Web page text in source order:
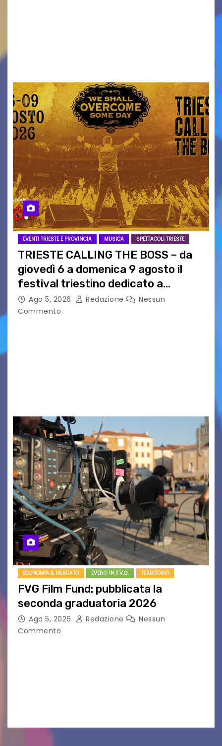
EVENTI TRIESTE E PROVINCIA MUSICA SPETTACOLI TRIESTE
TRIESTE CALLING THE BOSS – da
giovedì 6 a domenica 9 agosto il
festival triestino dedicato a
Springsteen
Ago 5, 2026 Redazione
Nessun
Commento
ECONOMIA & MERCATO EVENTI IN F.V.G. TERRITORIO
FVG Film Fund: pubblicata la
seconda graduatoria 2026
Ago 5, 2026 Redazione
Nessun
Commento